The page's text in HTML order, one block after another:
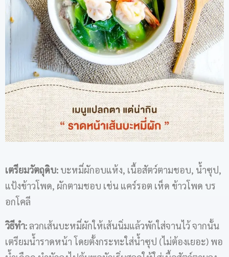
เตรียมวัตถุดิบ: บะหมี่ผักอบแห้ง, เนื้อสัตว์ตามชอบ, น้ำซุป,
แป้งข้าวโพด, ผักตามชอบ เช่น แคร์รอต เห็ด ข้าวโพด บร
อกโคลี
วิธีทำ:ลวกเส้นบะหมี่ผักให้เส้นนิ่มแล้วพักใส่จานไว้ จากนั้น
เตรียมน้ำราดหน้า โดยตั้งกระทะใส่น้ำซุป (ไม่ต้องเยอะ) พอ